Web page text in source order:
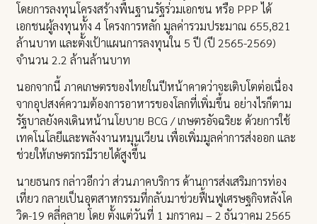
โดยการลงทุนโครงสร้างพื้นฐานรัฐร่วมเอกชน หรือ PPP ได้
เอกชนผู้ลงทุนทั้ง 4 โครงการหลัก มูลค่ารวมประมาณ 655,821
ล้านบาท และตั้งเป้าแผนการลงทุนใน 5 ปี (ปี 2565-2569)
จำนวน 2.2 ล้านล้านบาท
นอกจากนี้ ภาคเกษตรของไทยในปีหน้าคาดว่าจะเติบโตต่อเนื่อง
จากอุปสงค์ความต้องการอาหารของโลกที่เพิ่มขึ้น อย่างไรก็ตาม
รัฐบาลยังคงเดินหน้านโยบาย BCG / เกษตรอัจฉริยะ ด้วยการใช้
เทคโนโลยีและพลังงานหมุนเวียน เพื่อเพิ่มมูลค่าการส่งออก และ
ช่วยให้เกษตรกรมีรายได้สูงขึ้น
นายธนกร กล่าวอีกว่า ส่วนภาคบริการ ด้านการส่งเสริมการท่อง
เที่ยว กลายเป็นอุตสาหกรรมที่กลับมาช่วยฟื้นฟูเศรษฐกิจหลังโค
วิด-19 คลี่คลาย โดย ตั้งแต่วันที่ 1 มกราคม – 2 ธันวาคม 2565